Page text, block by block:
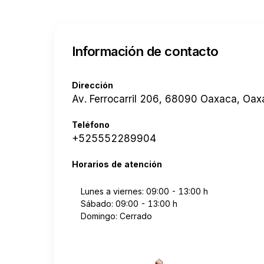
Información de contacto
Dirección
Av. Ferrocarril 206, 68090 Oaxaca,
Teléfono
+525552289904
Horarios de atención
Lunes a viernes: 09:00 - 13:00 h
Sábado: 09:00 - 13:00 h
Domingo: Cerrado